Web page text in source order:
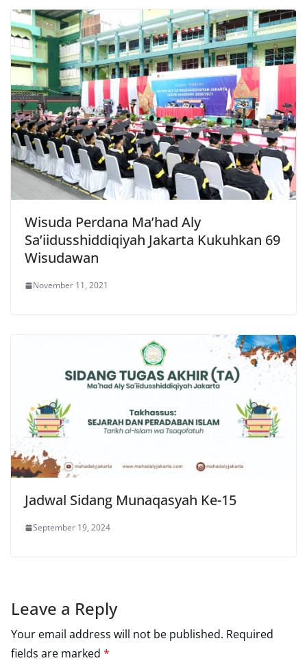
Wisuda Perdana Ma’had Aly
Sa’iidusshiddiqiyah Jakarta Kukuhkan 69
Wisudawan
November 11, 2021
Jadwal Sidang Munaqasyah Ke-15
September 19, 2024
Leave a Reply
Your email address will not be published. Required
fields are marked *